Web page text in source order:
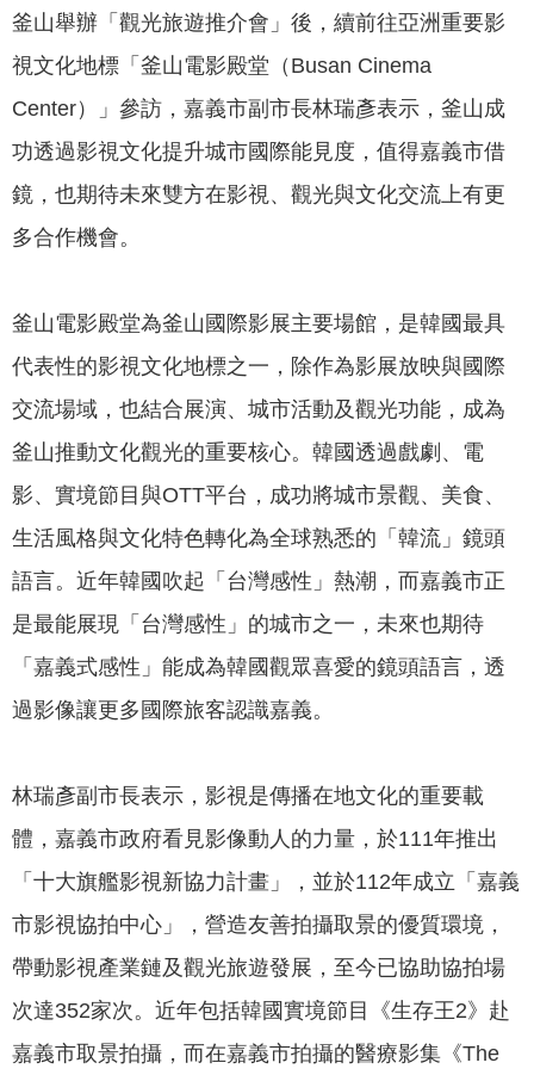
便
民
服
絡
我
網
社
群
政
府
訊
公
抗
節
區
導
覽
回
頁
釜山舉辦「觀光旅遊推介會」後，續前往亞洲重要影
視文化地標「釜山電影殿堂（Busan Cinema
Center）」參訪，嘉義市副市長林瑞彥表示，釜山成
功透過影視文化提升城市國際能見度，值得嘉義市借
鏡，也期待未來雙方在影視、觀光與文化交流上有更
多合作機會。
釜山電影殿堂為釜山國際影展主要場館，是韓國最具
代表性的影視文化地標之一，除作為影展放映與國際
交流場域，也結合展演、城市活動及觀光功能，成為
釜山推動文化觀光的重要核心。韓國透過戲劇、電
影、實境節目與OTT平台，成功將城市景觀、美食、
生活風格與文化特色轉化為全球熟悉的「韓流」鏡頭
語言。近年韓國吹起「台灣感性」熱潮，而嘉義市正
是最能展現「台灣感性」的城市之一，未來也期待
「嘉義式感性」能成為韓國觀眾喜愛的鏡頭語言，透
過影像讓更多國際旅客認識嘉義。
林瑞彥副市長表示，影視是傳播在地文化的重要載
體，嘉義市政府看見影像動人的力量，於111年推出
「十大旗艦影視新協力計畫」，並於112年成立「嘉義
市影視協拍中心」，營造友善拍攝取景的優質環境，
帶動影視產業鏈及觀光旅遊發展，至今已協助協拍場
次達352家次。近年包括韓國實境節目《生存王2》赴
嘉義市取景拍攝，而在嘉義市拍攝的醫療影集《The